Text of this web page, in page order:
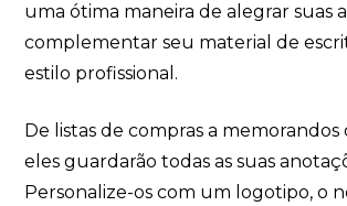
uma ótima maneira de alegrar suas
complementar seu material de
estilo profissional.
De listas de compras a memorandos
eles guardarão todas as suas
Personalize-os com um logotipo, o